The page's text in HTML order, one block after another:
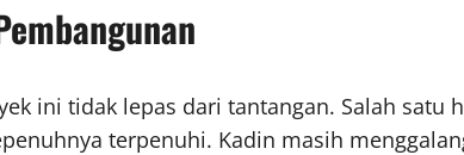
ini tidak lepas dari tantangan. Salah satu
terpenuhi. Kadin masih